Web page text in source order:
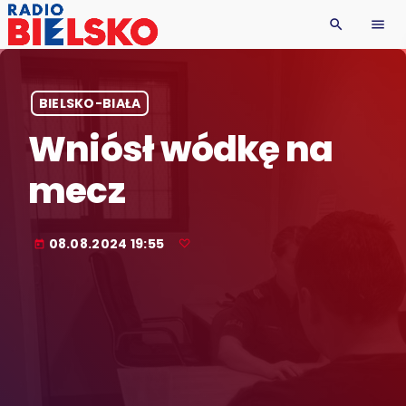
search menu
BIELSKO-BIAŁA
Wniósł wódkę na
mecz
today 08.08.2024 19:55